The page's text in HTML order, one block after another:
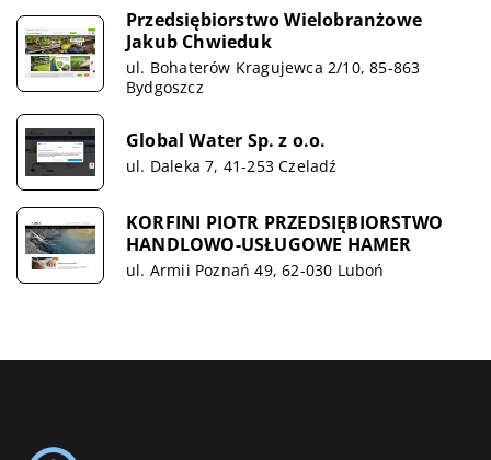
Przedsiębiorstwo Wielobranżowe
Jakub Chwieduk
ul. Bohaterów Kragujewca 2/10, 85-863
Bydgoszcz
Global Water Sp. z o.o.
ul. Daleka 7, 41-253 Czeladź
KORFINI PIOTR PRZEDSIĘBIORSTWO
HANDLOWO-USŁUGOWE HAMER
ul. Armii Poznań 49, 62-030 Luboń